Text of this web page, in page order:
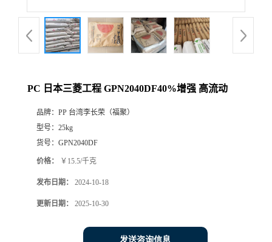
PC 日本三菱工程 GPN2040DF40%增强 高流动
品牌： PP 台湾李长荣（福聚）
型号： 25kg
货号： GPN2040DF
价格： ￥15.5/千克
发布日期： 2024-10-18
更新日期： 2025-10-30
发送咨询信息